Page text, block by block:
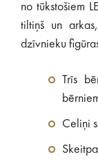
no tūkstošiem
tiltiņš un
dzīvnieku
Trīs
Celiņi